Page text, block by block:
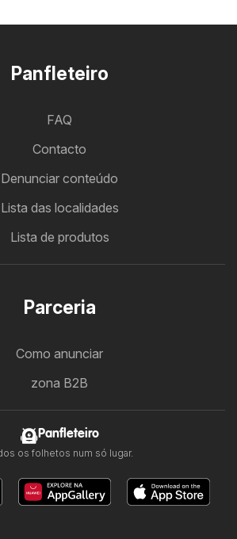
Panfleteiro
FAQ
Contacto
Denunciar conteúdo
Lista das localidades
Lista de produtos
Parceria
Como anunciar
zona B2B
Panfleteiro
os folhetos num só lugar.